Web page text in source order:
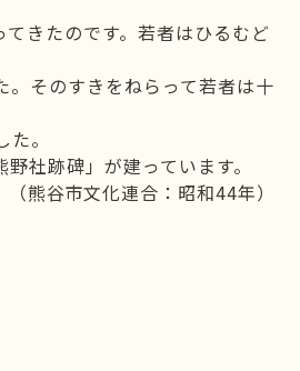
きたのです。若者はひるむど
そのすきをねらって若者は十
。
社跡碑」が建っています。
熊谷市文化連合：昭和44年）